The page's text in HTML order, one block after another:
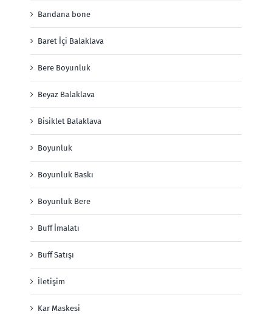
Bandana bone
Baret İçi Balaklava
Bere Boyunluk
Beyaz Balaklava
Bisiklet Balaklava
Boyunluk
Boyunluk Baskı
Boyunluk Bere
Buff İmalatı
Buff Satışı
İletişim
Kar Maskesi